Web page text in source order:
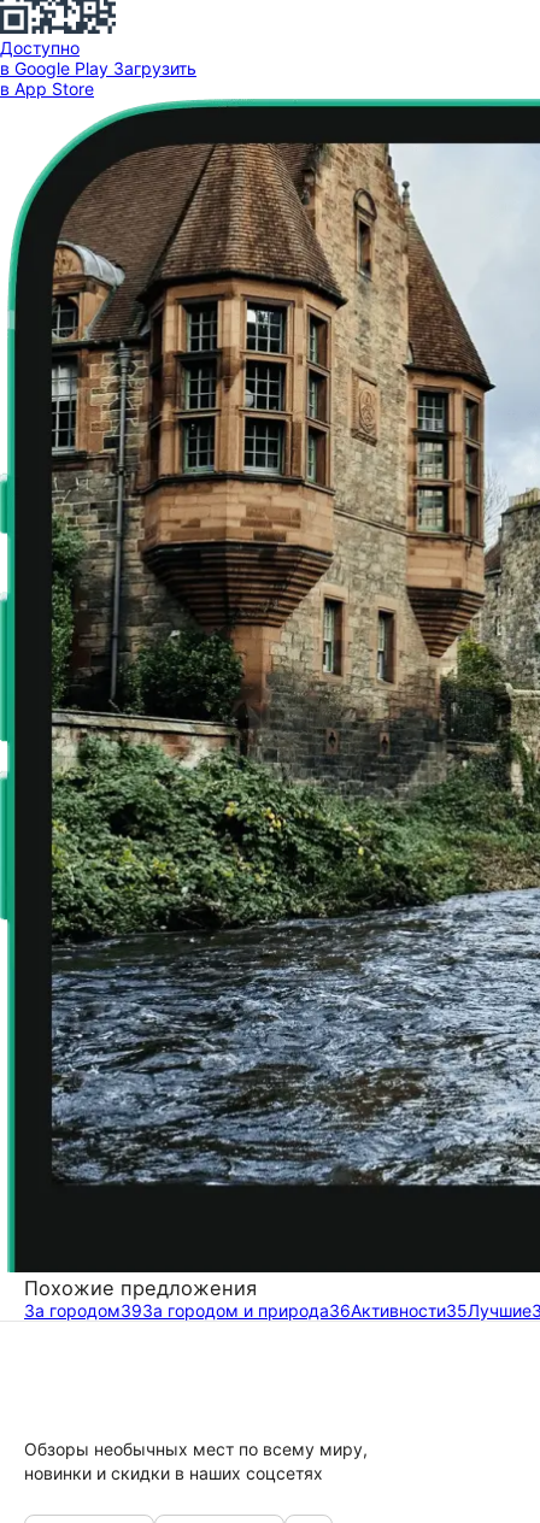
Доступно
в Google Play Загрузить
в App Store
Похожие предложения
За городом39За городом и природа36Активности35Лучшие
Обзоры необычных мест по всему миру,
новинки и скидки в наших соцсетях